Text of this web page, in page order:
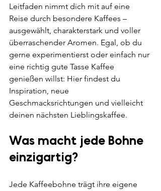
Leitfaden nimmt dich mit auf eine
Reise durch besondere Kaffees –
ausgewählt, charakterstark und voller
überraschender Aromen. Egal, ob du
gerne experimentierst oder einfach nur
eine richtig gute Tasse Kaffee
genießen willst: Hier findest du
Inspiration, neue
Geschmacksrichtungen und vielleicht
deinen nächsten Lieblingskaffee.
Was macht jede Bohne
einzigartig?
Jede Kaffeebohne trägt ihre eigene